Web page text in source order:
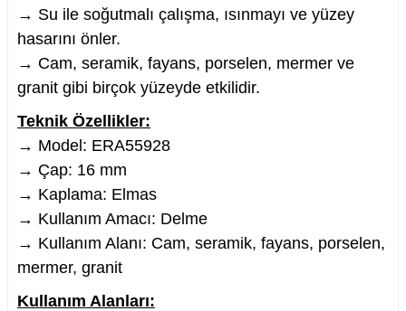
Ucu
ve Lehim Teli
→ Su ile soğutmalı çalışma, ısınmayı ve yüzey
hasarını önler.
→ Cam, seramik, fayans, porselen, mermer ve
granit gibi birçok yüzeyde etkilidir.
Teknik Özellikler:
→ Model: ERA55928
→ Çap: 16 mm
→ Kaplama: Elmas
→ Kullanım Amacı: Delme
→ Kullanım Alanı: Cam, seramik, fayans, porselen,
mermer, granit
Kullanım Alanları: